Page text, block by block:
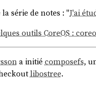
série de notes : "J'ai
outils CoreOS :
a initié composefs,
libostree.